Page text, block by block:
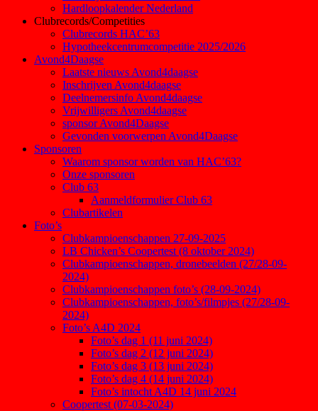
Hardloopkalender Nederland
Clubrecords/Competities
Clubrecords HAC’63
Hypotheekcentrumcompetitie 2025/2026
Avond4Daagse
Laatste nieuws Avond4daagse
Inschrijven Avond4daagse
Deelnemersinfo Avond4daagse
Vrijwilligers Avond4daagse
sponsor Avond4Daagse
Gevonden voorwerpen Avond4Daagse
Sponsoren
Waarom sponsor worden van HAC’63?
Onze sponsoren
Club 63
Aanmeldformulier Club 63
Clubartikelen
Foto’s
Clubkampioenschappen 27-09-2025
LB Chicken’s Coopertest (8 oktober 2024)
Clubkampioenschappen, dronebeelden (27/28-09-
2024)
Clubkampioenschappen foto’s (28-09-2024)
Clubkampioenschappen, foto’s/filmpjes (27/28-09-
2024)
Foto’s A4D 2024
Foto’s dag 1 (11 juni 2024)
Foto’s dag 2 (12 juni 2024)
Foto’s dag 3 (13 juni 2024)
Foto’s dag 4 (14 juni 2024)
Foto’s intocht A4D 14 juni 2024
Coopertest (07-03-2024)